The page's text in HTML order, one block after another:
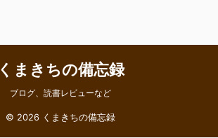
くまきちの備忘録
ブログ、読書レビューなど
© 2026 くまきちの備忘録